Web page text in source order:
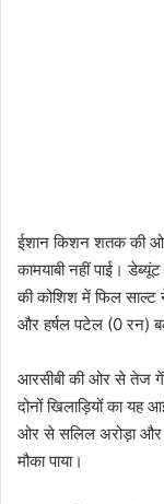
ईशान किशन शतक की
कामयाबी नहीं पाई।
की कोशिश में फिल
और हर्षल पटेल (0 रन)
आरसीबी की ओर से तेज
दोनों खिलाड़ियों का यह
ओर से सलिल अरोड़ा और
मौका पाया।